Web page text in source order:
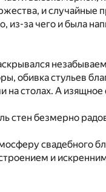
и случайные
из-за чего и была
обивка стульев
столах. А
стен безмерно
свадебного
и